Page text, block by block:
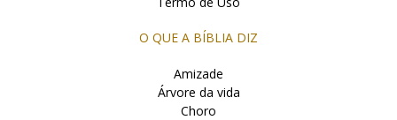
O QUE A BÍBLIA DIZ
Amizade
Árvore da vida
Choro